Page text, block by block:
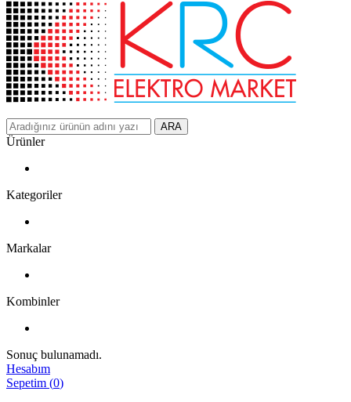
ARA
Ürünler
Kategoriler
Markalar
Kombinler
Sonuç bulunamadı.
Hesabım
Sepetim (0)